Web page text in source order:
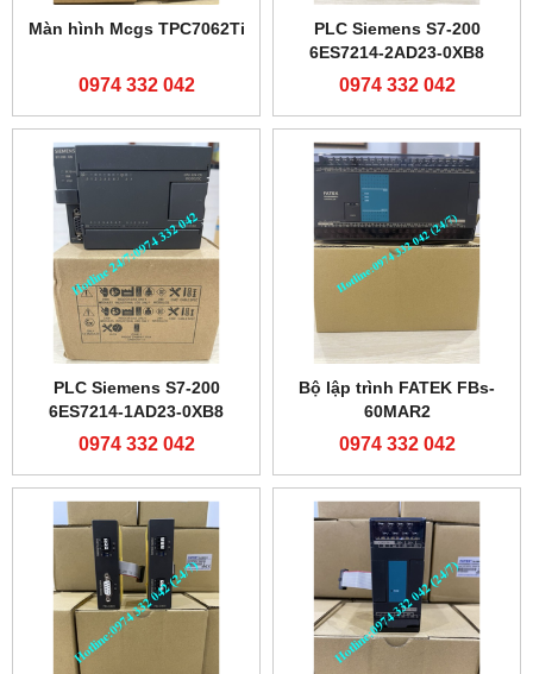
Màn hình Mcgs TPC7062Ti
0974 332 042
PLC Siemens S7-200
6ES7214-2AD23-0XB8
0974 332 042
PLC Siemens S7-200
6ES7214-1AD23-0XB8
0974 332 042
Bộ lập trình FATEK FBs-
60MAR2
0974 332 042